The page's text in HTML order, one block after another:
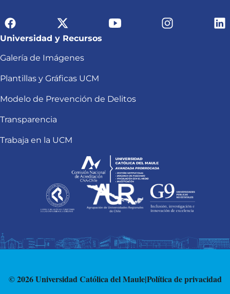
Universidad y Recursos
Galería de Imágenes
Plantillas y Gráficas UCM
Modelo de Prevención de Delitos
Transparencia
Trabaja en la UCM
© 2026 Universidad Católica del Maule|Política de privacidad